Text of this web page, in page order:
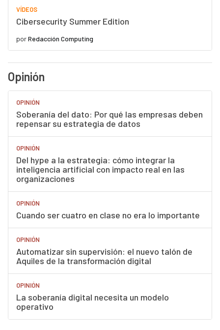
VÍDEOS
Cibersecurity Summer Edition
porRedacción Computing
Opinión
OPINIÓN
Soberanía del dato: Por qué las empresas deben
repensar su estrategia de datos
OPINIÓN
Del hype a la estrategia: cómo integrar la
inteligencia artificial con impacto real en las
organizaciones
OPINIÓN
Cuando ser cuatro en clase no era lo importante
OPINIÓN
Automatizar sin supervisión: el nuevo talón de
Aquiles de la transformación digital
OPINIÓN
La soberanía digital necesita un modelo
operativo